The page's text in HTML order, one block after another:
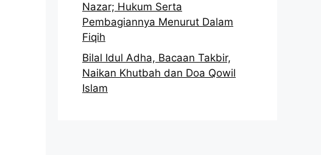
Nazar; Hukum Serta
Pembagiannya Menurut Dalam
Fiqih
Bilal Idul Adha, Bacaan Takbir,
Naikan Khutbah dan Doa Qowil
Islam